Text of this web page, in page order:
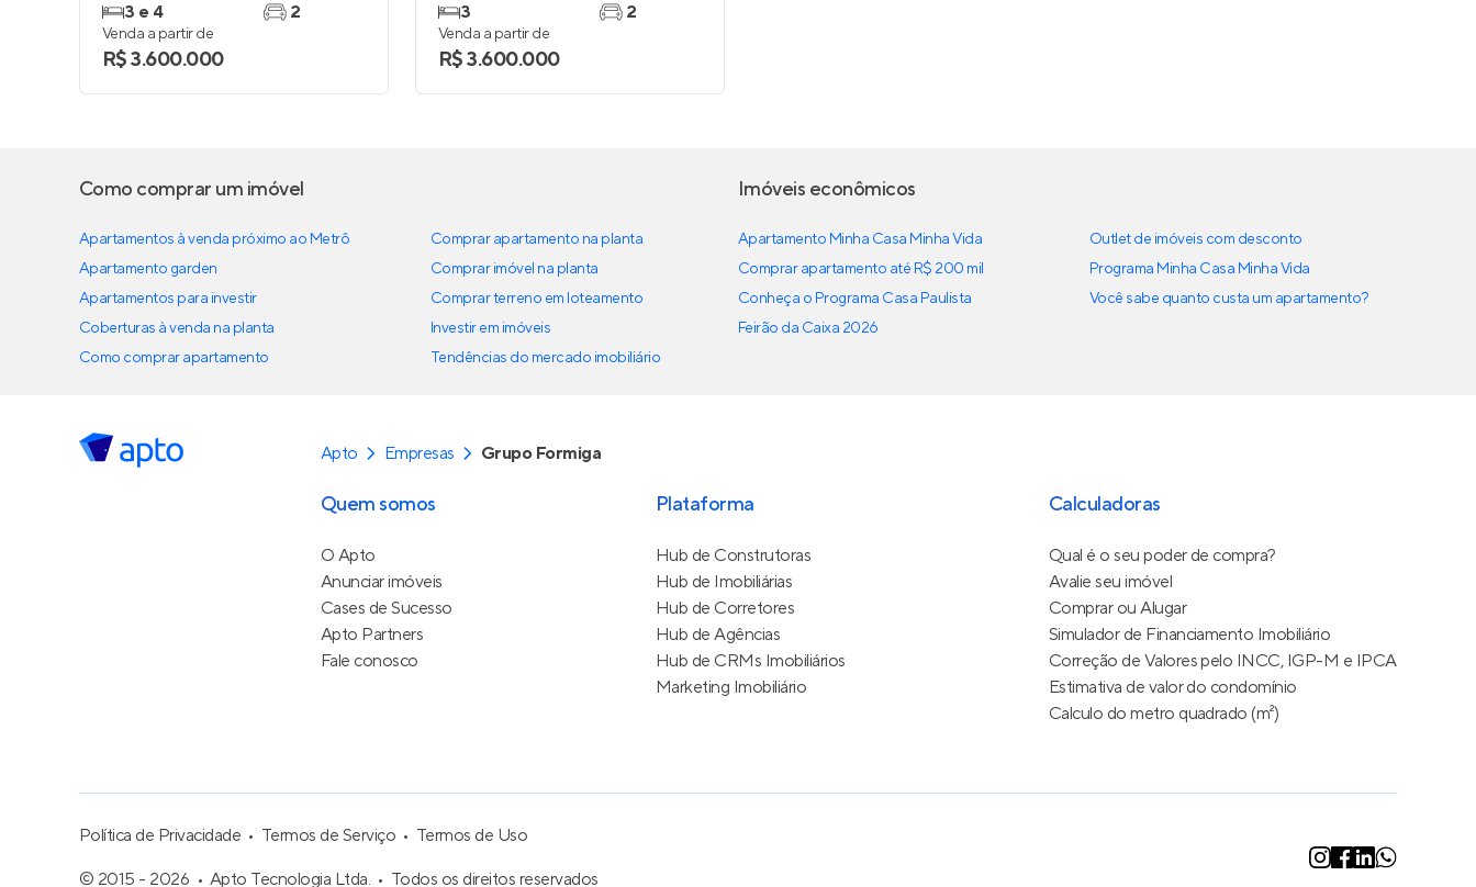
3 e 4
2
Venda a partir de
R$ 3.600.000
3
2
Venda a partir de
R$ 3.600.000
Como comprar um imóvel
Apartamentos à venda próximo ao Metrô
Apartamento garden
Apartamentos para investir
Coberturas à venda na planta
Como comprar apartamento
Comprar apartamento na planta
Comprar imóvel na planta
Comprar terreno em loteamento
Investir em imóveis
Tendências do mercado imobiliário
Imóveis econômicos
Apartamento Minha Casa Minha Vida
Comprar apartamento até R$ 200 mil
Conheça o Programa Casa Paulista
Feirão da Caixa 2026
Outlet de imóveis com desconto
Programa Minha Casa Minha Vida
Você sabe quanto custa um apartamento?
Apto Empresas Grupo Formiga
Quem somos
O Apto
Anunciar imóveis
Cases de Sucesso
Apto Partners
Fale conosco
Plataforma
Hub de Construtoras
Hub de Imobiliárias
Hub de Corretores
Hub de Agências
Hub de CRMs Imobiliários
Marketing Imobiliário
Calculadoras
Qual é o seu poder de compra?
Avalie seu imóvel
Comprar ou Alugar
Simulador de Financiamento Imobiliário
Correção de Valores pelo INCC, IGP-M e IPCA
Estimativa de valor do condomínio
Calculo do metro quadrado (m²)
Política de Privacidade Termos de Serviço
Termos de Uso
© 2015 - 2026
Apto Tecnologia Ltda. Todos os direitos reservados